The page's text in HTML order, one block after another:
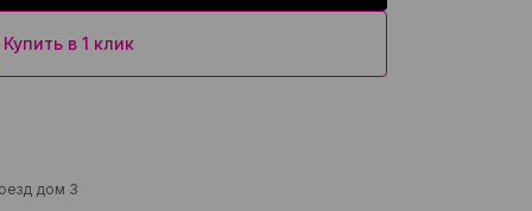
Купить в 1 клик
дом 3